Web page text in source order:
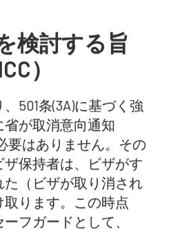
検討する旨
）
501条(3A)に基づく強
が取消意向通知
要はありません。その
保持者は、ビザがす
（ビザが取り消され
ります。この時点
フガードとして、